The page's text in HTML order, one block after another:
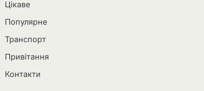
Цікаве
Популярне
Транспорт
Привітання
Контакти